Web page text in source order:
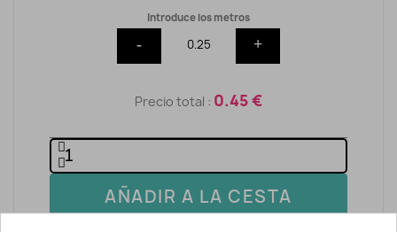
Introduce los metros
- +
Precio total : 0.45 €
AÑADIR A LA CESTA